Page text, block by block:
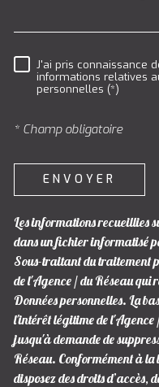
J'ai pris connaissance
informations relatives
personnelles (*)
* Champ obligatoire
ENVOYER
Les informations recueillies
dans un fichier informatisé
Sous-traitant du traitement
de l'Agence / du Réseau qui
Données personnelles. La
l'intérêt légitime de l'Agence
jusqu'à demande de
Réseau. Conformément à
disposez des droits d’accès,